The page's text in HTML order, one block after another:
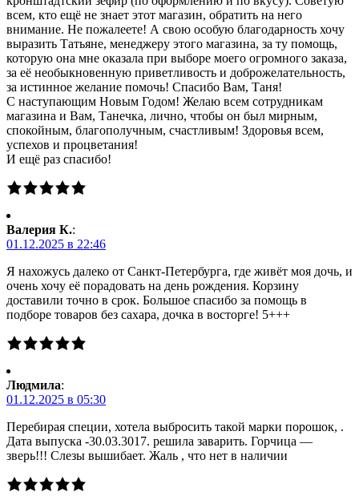
всем, кто ещё не знает этот магазин, обратить на него
внимание. Не пожалеете! А свою особую благодарность хочу
выразить Татьяне, менеджеру этого магазина, за ту помощь,
которую она мне оказала при выборе моего огромного заказа,
за её необыкновенную приветливость и доброжелательность,
за истинное желание помочь! Спасибо Вам, Таня!
С наступающим Новым Годом! Желаю всем сотрудникам
магазина и Вам, Танечка, лично, чтобы он был мирным,
спокойным, благополучным, счастливым! Здоровья всем,
успехов и процветания!
И ещё раз спасибо!
Валерия К.:
01.12.2025 в 22:46
Я нахожусь далеко от Санкт-Петербурга, где живёт моя дочь, и
очень хочу её порадовать на день рождения. Корзину
доставили точно в срок. Большое спасибо за помощь в
подборе товаров без сахара, дочка в восторге! 5+++
Людмила:
01.12.2025 в 05:30
Перебирая специи, хотела выбросить такой марки порошок, .
Дата выпуска -30.03.3017. решила заварить. Горчица —
зверь!!! Слезы вышибает. Жаль , что нет в наличии